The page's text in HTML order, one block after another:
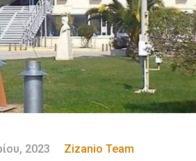
2023 Zizanio Team